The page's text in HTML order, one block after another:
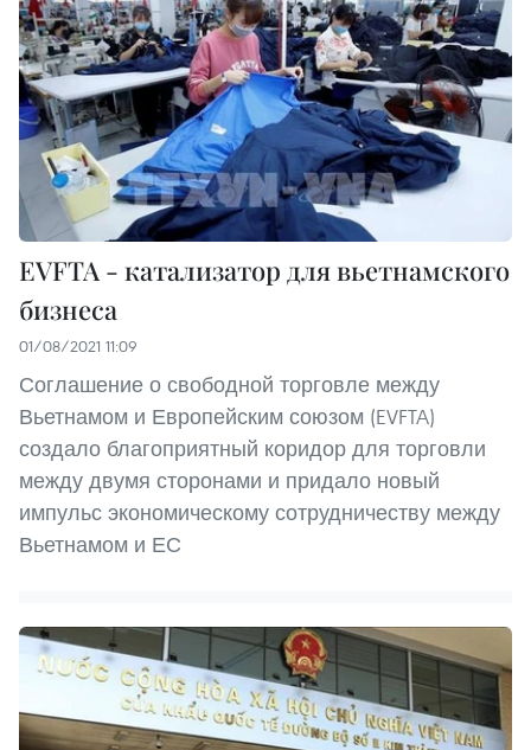
EVFTA - катализатор для вьетнамского
бизнеса
01/08/2021 11:09
Соглашение о свободной торговле между
Вьетнамом и Европейским союзом (EVFTA)
создало благоприятный коридор для торговли
между двумя сторонами и придало новый
импульс экономическому сотрудничеству между
Вьетнамом и ЕС